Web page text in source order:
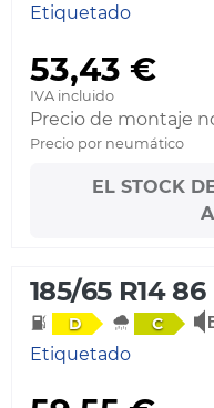
Etiquetado
53,43 €
IVA incluido
Precio de montaje
Precio por neumático
EL STOCK
185/65 R14 86
D C
Etiquetado